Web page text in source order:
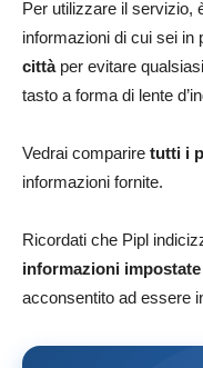
Per utilizzare il servizio,
informazioni di cui sei in
cittàper evitare
tasto a forma di lente
Vedrai comparire tutti i
informazioni fornite.
Ricordati che Pipl
informazioni
acconsentito ad essere